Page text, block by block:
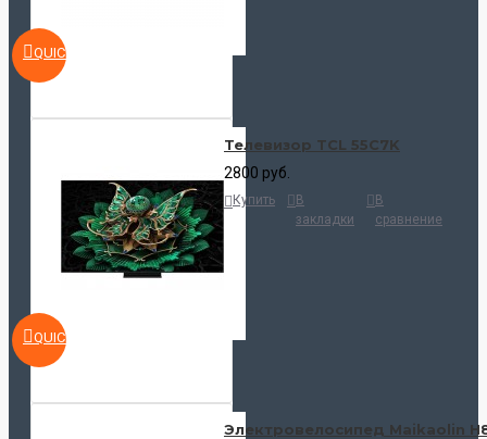
QUICKVIEW
QUICKVIEW
Телевизор TCL 55C7K
2800 руб.
Купить
В
закладки
В
сравнение
Электровелосипед Maikaolin